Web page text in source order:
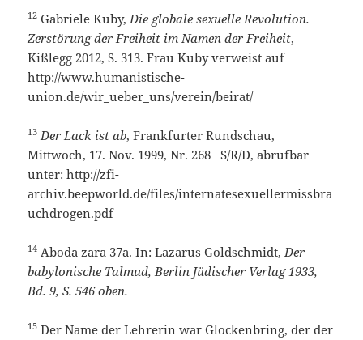
12 Gabriele Kuby,Die globale sexuelle Revolution.
Zerstörung der Freiheit im Namen der Freiheit,
Kißlegg 2012, S. 313. Frau Kuby verweist auf
http://www.humanistische-
union.de/wir_ueber_uns/verein/beirat/
13 Der Lack ist ab, Frankfurter Rundschau,
Mittwoch, 17. Nov. 1999, Nr. 268 S/R/D, abrufbar
unter: http://zfi-
archiv.beepworld.de/files/internatesexuellermissbra
uchdrogen.pdf
14 Aboda zara 37a. In: Lazarus Goldschmidt,Der
babylonische Talmud, Berlin Jüdischer Verlag 1933,
Bd. 9, S. 546 oben.
15 Der Name der Lehrerin war Glockenbring, der der